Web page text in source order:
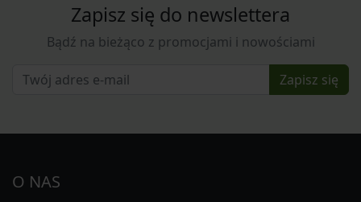
Zapisz się do newslettera
Bądź na bieżąco z promocjami i nowościami
Zapisz się
O NAS